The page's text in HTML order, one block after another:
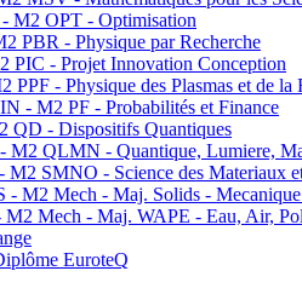
M2 OPT - Optimisation
PBR - Physique par Recherche
PIC - Projet Innovation Conception
PPF - Physique des Plasmas et de la
- M2 PF - Probabilités et Finance
QD - Dispositifs Quantiques
QLMN - Quantique, Lumiere,
SMNO - Science des Materiaux
M2 Mech - Maj. Solids - Mecanique
Mech - Maj. WAPE - Eau, Air,
EuroteQ